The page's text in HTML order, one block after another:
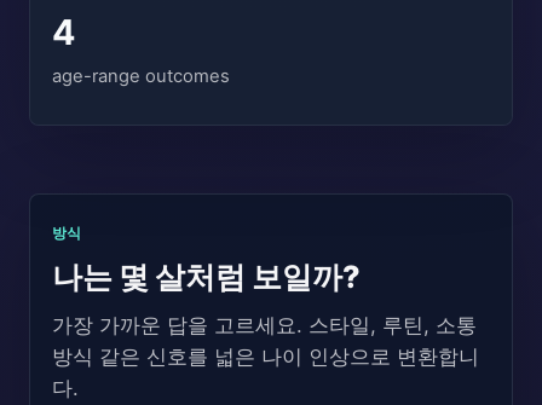
4
age-range outcomes
방식
나는 몇 살처럼 보일까?
가장 가까운 답을 고르세요. 스타일, 루틴, 소통
방식 같은 신호를 넓은 나이 인상으로 변환합니
다.